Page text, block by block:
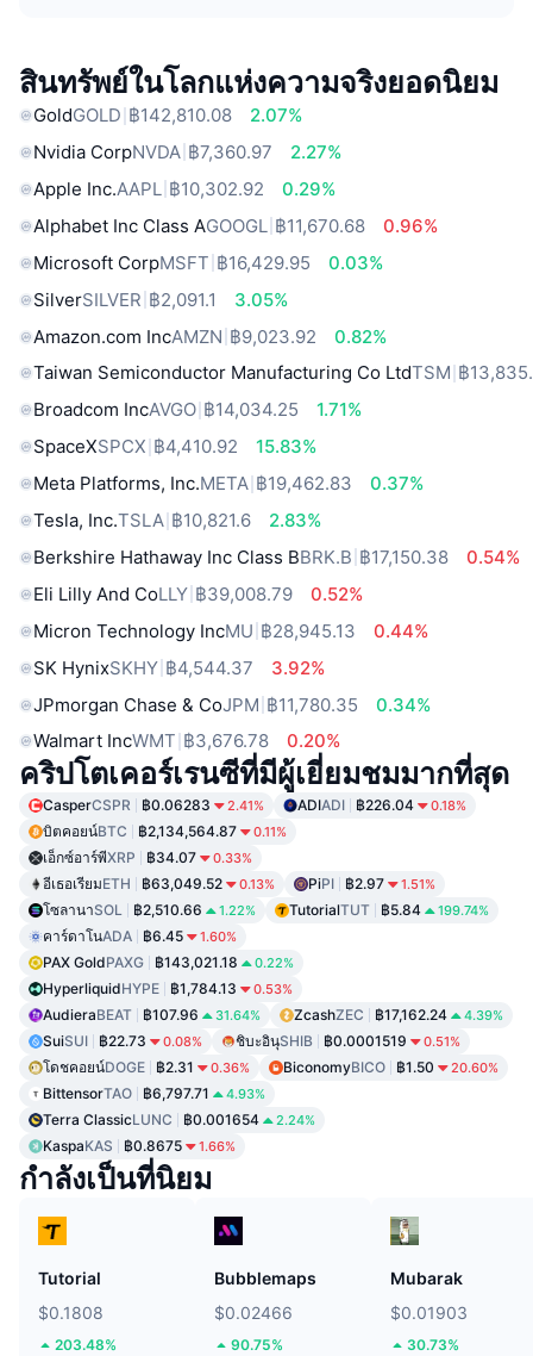
สินทรัพย์ในโลกแห่งความจริงยอดนิยม
GoldGOLD ฿142,810.08
2.07%
Nvidia CorpNVDA ฿7,360.97
2.27%
Apple Inc.AAPL ฿10,302.92
0.29%
Alphabet Inc Class AGOOGL ฿11,670.68
0.96%
Microsoft CorpMSFT ฿16,429.95
0.03%
SilverSILVER ฿2,091.1
3.05%
Amazon.com IncAMZN ฿9,023.92
0.82%
Taiwan Semiconductor Manufacturing Co LtdTSM ฿
Broadcom IncAVGO ฿14,034.25
1.71%
SpaceXSPCX ฿4,410.92
15.83%
Meta Platforms, Inc.META ฿19,462.83
0.37%
Tesla, Inc.TSLA ฿10,821.6
2.83%
Berkshire Hathaway Inc Class BBRK.B ฿17,150.38
0.54%
Eli Lilly And CoLLY ฿39,008.79
0.52%
Micron Technology IncMU ฿28,945.13
0.44%
SK HynixSKHY ฿4,544.37
3.92%
JPmorgan Chase & CoJPM ฿11,780.35
0.34%
Walmart IncWMT ฿3,676.78 0.20%
คริปโตเคอร์เรนซีที่มีผู้เยี่ยมชมมากที่สุด
CasperCSPR ฿0.06283 2.41% ADIADI ฿226.04 0.18%
บิตคอยน์BTC ฿2,134,564.87 0.11%
เอ็กซ์อาร์พีXRP ฿34.07 0.33%
อีเธอเรียมETH ฿63,049.52 0.13% PiPI ฿2.97 1.51%
โซลานาSOL ฿2,510.66 1.22% TutorialTUT ฿5.84 199.74%
คาร์ดาโนADA ฿6.45 1.60%
PAX GoldPAXG ฿143,021.18 0.22%
HyperliquidHYPE ฿1,784.13 0.53%
AudieraBEAT ฿107.96 31.64% ZcashZEC ฿17,162.24 4.39%
SuiSUI ฿22.73 0.08% ชิบะอินุSHIB ฿0.0001519 0.51%
โดชคอยน์DOGE ฿2.31 0.36% BiconomyBICO ฿1.50 20.60%
BittensorTAO ฿6,797.71 4.93%
Terra ClassicLUNC ฿0.001654 2.24%
KaspaKAS ฿0.8675 1.66%
กำลังเป็นที่นิยม
Tutorial
$0.1808
203.48%
Bubblemaps
$0.02466
90.75%
Mubarak
$0.01903
30.73%